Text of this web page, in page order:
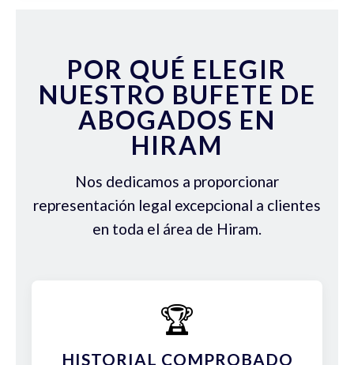
POR QUÉ ELEGIR
NUESTRO BUFETE DE
ABOGADOS EN
HIRAM
Nos dedicamos a proporcionar
representación legal excepcional a clientes
en toda el área de Hiram.
🏆
HISTORIAL COMPROBADO